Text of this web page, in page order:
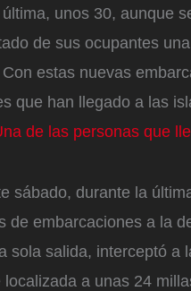
unos 30, aunque
de sus ocupantes
estas nuevas
que han llegado a las
de las personas que
sábado, durante la
de embarcaciones a la
sola salida, interceptó a
a unas 24